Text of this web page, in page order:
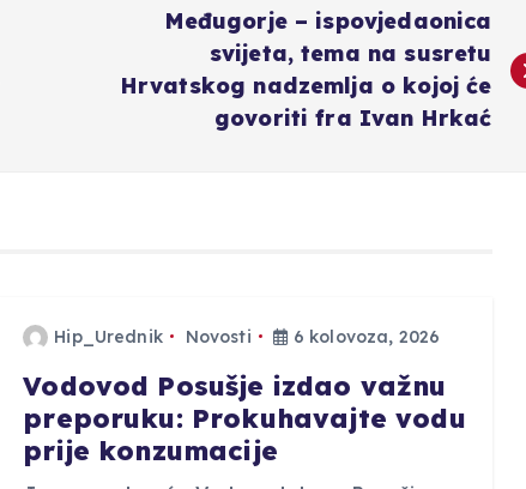
Međugorje – ispovjedaonica
svijeta, tema na susretu
Hrvatskog nadzemlja o kojoj će
govoriti fra Ivan Hrkać
Hip_Urednik Novosti 6 kolovoza, 2026
Vodovod Posušje izdao važnu
preporuku: Prokuhavajte vodu
prije konzumacije